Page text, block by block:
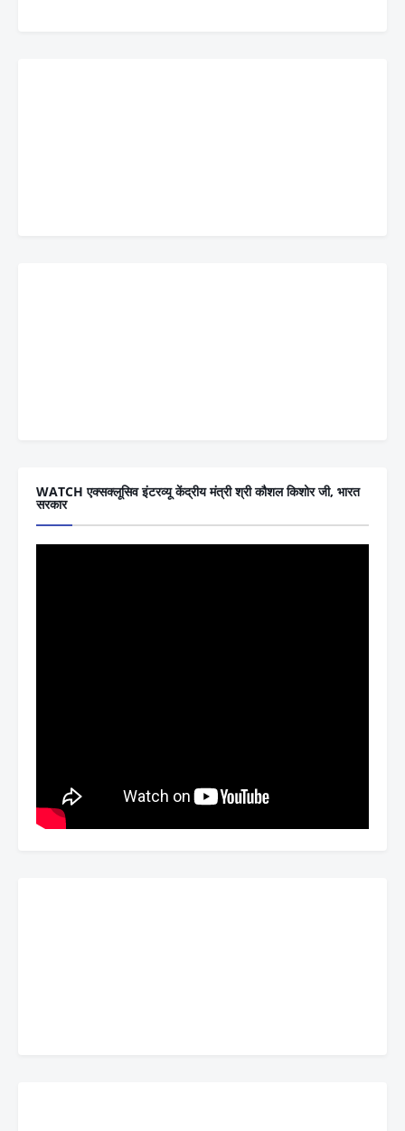
WATCH एक्सक्लूसिव इंटरव्यू केंद्रीय मंत्री श्री कौशल किशोर जी, भारत
सरकार